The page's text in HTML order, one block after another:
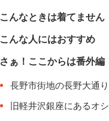
こんなときは着てません
こんな人にはおすすめ
さぁ！ここからは番外編
長野市街地の長野大通
旧軽井沢銀座にあるオ